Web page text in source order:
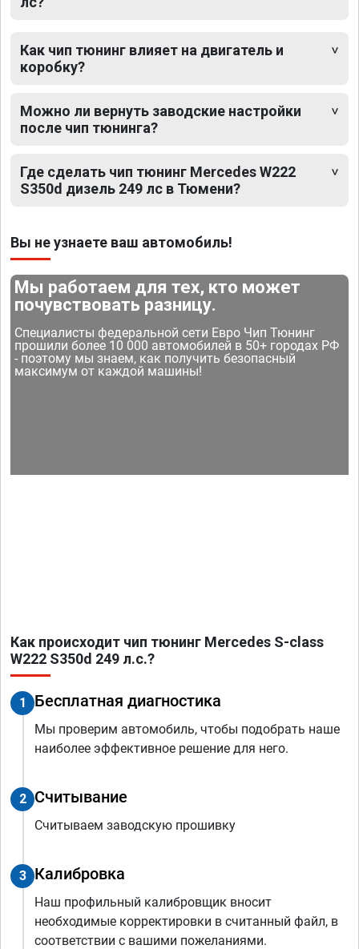
Как чип тюнинг влияет на двигатель и
коробку?
Можно ли вернуть заводские настройки
после чип тюнинга?
Где сделать чип тюнинг Mercedes W222
S350d дизель 249 лс в Тюмени?
Вы не узнаете ваш автомобиль!
Мы работаем для тех, кто может
почувствовать разницу.
Специалисты федеральной сети Евро Чип Тюнинг
прошили более 10 000 автомобилей в 50+ городах РФ
- поэтому мы знаем, как получить безопасный
максимум от каждой машины!
Как происходит чип тюнинг Mercedes S-class
W222 S350d 249 л.с.?
1 Бесплатная диагностика
Мы проверим автомобиль, чтобы подобрать наше
наиболее эффективное решение для него.
2 Считывание
Считываем заводскую прошивку
3 Калибровка
Наш профильный калибровщик вносит
необходимые корректировки в считанный файл, в
соответствии с вашими пожеланиями.